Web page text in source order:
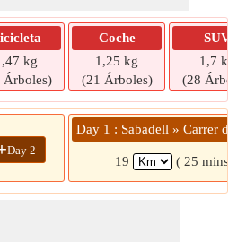
kg
Árboles)
Coche
1,25 kg
(21 Árboles)
SUV
1,7 kg
(28
Day 2
Day 1 : Sabadell » Carrer de
19 ( 25 mins)